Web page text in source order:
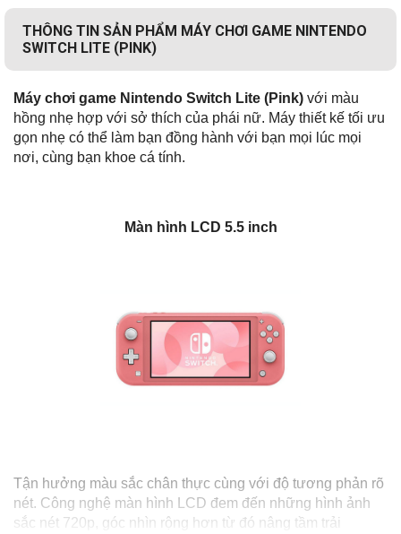
THÔNG TIN SẢN PHẨM MÁY CHƠI GAME NINTENDO
SWITCH LITE (PINK)
Máy chơi game Nintendo Switch Lite (Pink) với màu
hồng nhẹ hợp với sở thích của phái nữ. Máy thiết kế tối ưu
gọn nhẹ có thể làm bạn đồng hành với bạn mọi lúc mọi
nơi, cùng bạn khoe cá tính.
Màn hình LCD 5.5 inch
Tận hưởng màu sắc chân thực cùng với độ tương phản rõ
nét. Công nghệ màn hình LCD đem đến những hình ảnh
sắc nét 720p, góc nhìn rộng hơn từ đó nâng tầm trải